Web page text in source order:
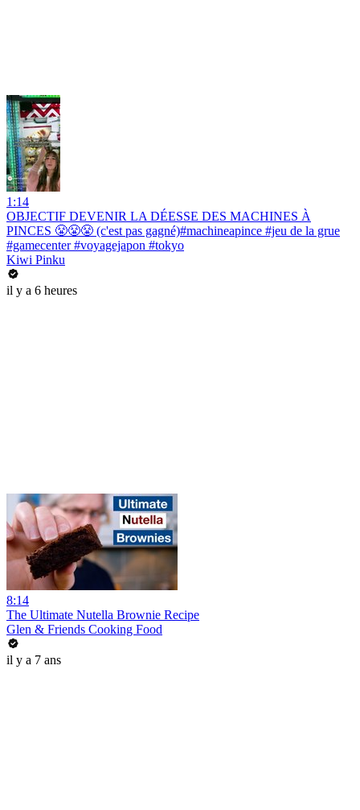
1:14
OBJECTIF DEVENIR LA DÉESSE DES MACHINES À
PINCES 😤😤😤 (c'est pas gagné)#machineapince #jeu de la grue
#gamecenter #voyagejapon #tokyo
Kiwi Pinku
il y a 6 heures
8:14
The Ultimate Nutella Brownie Recipe
Glen & Friends Cooking Food
il y a 7 ans